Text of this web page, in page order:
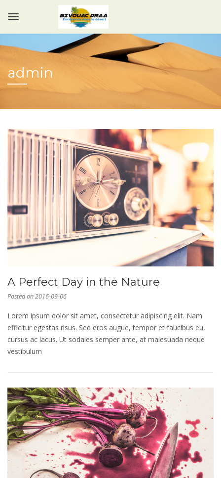
admin
A Perfect Day in the Nature
Posted on2016-09-06
Lorem ipsum dolor sit amet, consectetur adipiscing elit. Nam
efficitur egestas risus. Sed eros augue, tempor et faucibus eu,
cursus ac lacus. Ut sodales semper ante, at malesuada neque
vestibulum